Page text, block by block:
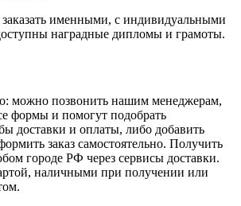
именными, с индивидуальными
наградные дипломы и грамоты.
можно позвонить нашим менеджерам,
формы и помогут подобрать
доставки и оплаты, либо добавить
заказ самостоятельно. Получить
городе РФ через сервисы доставки.
наличными при получении или